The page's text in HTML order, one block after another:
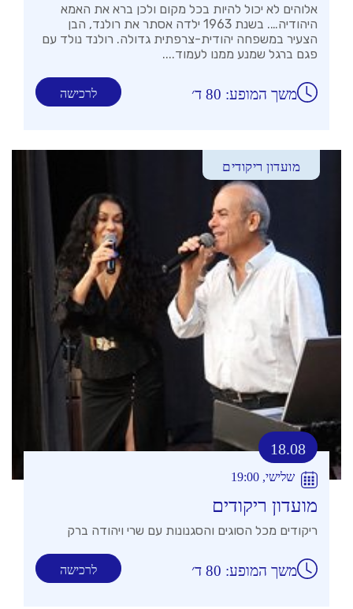
אלוהים לא יכול להיות בכל מקום ולכן ברא את האמא
היהודיה…. בשנת 1963 ילדה אסתר את רולנד, הבן
הצעיר במשפחה יהודית-צרפתית גדולה. רולנד נולד עם
פגם ברגל שמנע ממנו לעמוד....
לרכישה משך המופע: 80 ד׳
מועדון ריקודים
18.08
שלישי, 19:00
מועדון ריקודים
ריקודים מכל הסוגים והסגנונות עם שרי ויהודה ברק
לרכישה משך המופע: 80 ד׳